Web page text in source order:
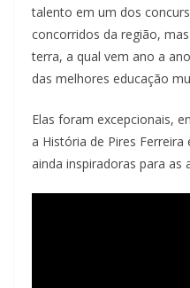
talento em um dos
concorridos da região,
terra, a qual vem ano a
das melhores educação
Elas foram excepcionais,
a História de Pires
ainda inspiradoras para as